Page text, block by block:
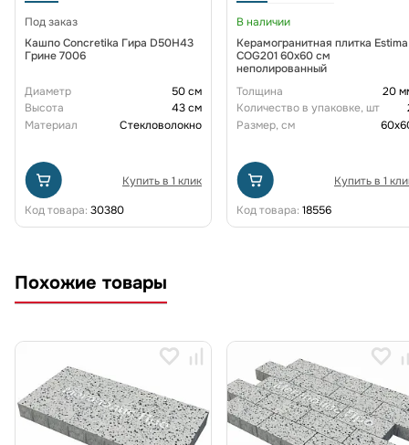
Под заказ
Кашпо Concretika Гира D50H43
Грине 7006
Диаметр
50 см
Высота
43 см
Материал
Стекловолокно
Купить в 1 клик
Код товара: 30380
В наличии
Керамогранитная плитка Estima
COG201 60x60 см
неполированный
Толщина
20
Количество в упаковке, шт
Размер, см
Купить в 1
Код товара: 18556
Похожие товары